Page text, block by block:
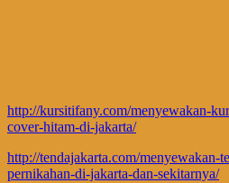
http://kursitifany.com/menyewakan-
cover-hitam-di-jakarta/
http://tendajakarta.com/menyewakan-
pernikahan-di-jakarta-dan-sekitarnya/